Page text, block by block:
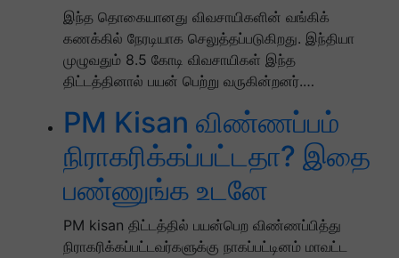
இந்த தொகையானது விவசாயிகளின் வங்கிக்
கணக்கில் நேரடியாக செலுத்தப்படுகிறது. இந்தியா
முழுவதும் 8.5 கோடி விவசாயிகள் இந்த
திட்டத்தினால் பயன் பெற்று வருகின்றனர்.…
PM Kisan விண்ணப்பம்
நிராகரிக்கப்பட்டதா? இதை
பண்ணுங்க உடனே
PM kisan திட்டத்தில் பயன்பெற விண்ணப்பித்து
நிராகரிக்கப்பட்டவர்களுக்கு நாகப்பட்டினம் மாவட்ட